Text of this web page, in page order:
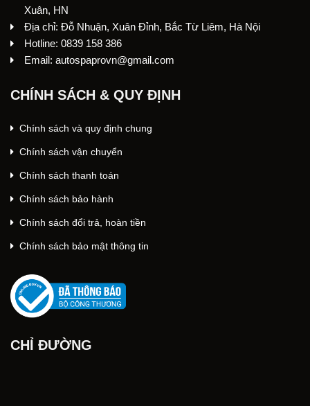
Xuân, HN
Địa chỉ: Đỗ Nhuận, Xuân Đỉnh, Bắc Từ Liêm, Hà Nội
Hotline: 0839 158 386
Email: autospaprovn@gmail.com
CHÍNH SÁCH & QUY ĐỊNH
Chính sách và quy định chung
Chính sách vận chuyển
Chính sách thanh toán
Chính sách bảo hành
Chính sách đổi trả, hoàn tiền
Chính sách bảo mật thông tin
CHỈ ĐƯỜNG